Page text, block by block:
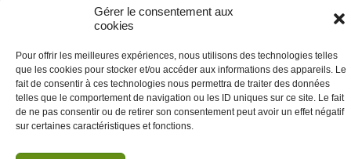
Gérer le consentement aux
cookies
Pour offrir les meilleures expériences, nous utilisons des technologies telles
que les cookies pour stocker et/ou accéder aux informations des appareils. Le
fait de consentir à ces technologies nous permettra de traiter des données
telles que le comportement de navigation ou les ID uniques sur ce site. Le fait
de ne pas consentir ou de retirer son consentement peut avoir un effet négatif
sur certaines caractéristiques et fonctions.
Valider
© 2026 | BDS France | Boycott Désinvestissement Sanctions, la réponse
citoyenne et non-violente à l'impunité d'Israël |